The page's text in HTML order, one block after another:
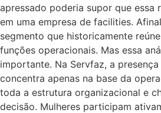
apressado poderia supor que essa
em uma empresa de facilities.
segmento que historicamente
funções operacionais. Mas essa
importante. Na Servfaz, a
concentra apenas na base da
toda a estrutura organizacional e
decisão. Mulheres participam